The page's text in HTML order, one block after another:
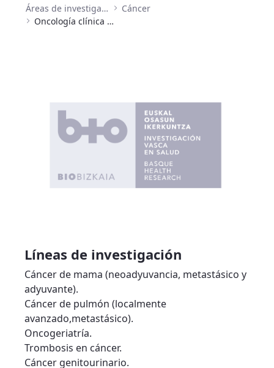
Áreas de investigación
Cáncer
Oncología clínica y molecular
Líneas de investigación
Cáncer de mama (neoadyuvancia, metastásico y
adyuvante).
Cáncer de pulmón (localmente
avanzado,metastásico).
Oncogeriatría.
Trombosis en cáncer.
Cáncer genitourinario.